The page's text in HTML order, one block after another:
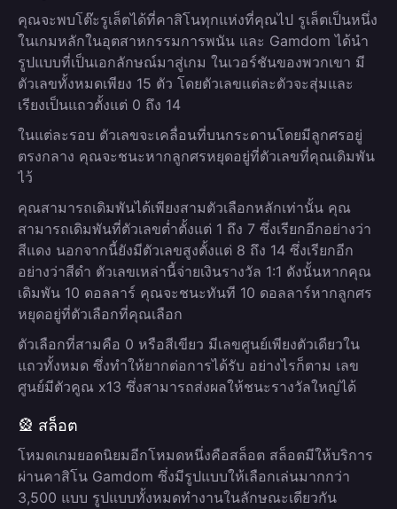
คุณจะพบโต๊ะรูเล็ตได้ที่คาสิโนทุกแห่งที่คุณไป รูเล็ตเป็นหนึ่ง
ในเกมหลักในอุตสาหกรรมการพนัน และ Gamdom ได้นำ
รูปแบบที่เป็นเอกลักษณ์มาสู่เกม ในเวอร์ชันของพวกเขา มี
ตัวเลขทั้งหมดเพียง 15 ตัว โดยตัวเลขแต่ละตัวจะสุ่มและ
เรียงเป็นแถวตั้งแต่ 0 ถึง 14
ในแต่ละรอบ ตัวเลขจะเคลื่อนที่บนกระดานโดยมีลูกศรอยู่
ตรงกลาง คุณจะชนะหากลูกศรหยุดอยู่ที่ตัวเลขที่คุณเดิมพัน
ไว้
คุณสามารถเดิมพันได้เพียงสามตัวเลือกหลักเท่านั้น คุณ
สามารถเดิมพันที่ตัวเลขต่ำตั้งแต่ 1 ถึง 7 ซึ่งเรียกอีกอย่างว่า
สีแดง นอกจากนี้ยังมีตัวเลขสูงตั้งแต่ 8 ถึง 14 ซึ่งเรียกอีก
อย่างว่าสีดำ ตัวเลขเหล่านี้จ่ายเงินรางวัล 1:1 ดังนั้นหากคุณ
เดิมพัน 10 ดอลลาร์ คุณจะชนะทันที 10 ดอลลาร์หากลูกศร
หยุดอยู่ที่ตัวเลือกที่คุณเลือก
ตัวเลือกที่สามคือ 0 หรือสีเขียว มีเลขศูนย์เพียงตัวเดียวใน
แถวทั้งหมด ซึ่งทำให้ยากต่อการได้รับ อย่างไรก็ตาม เลข
ศูนย์มีตัวคูณ x13 ซึ่งสามารถส่งผลให้ชนะรางวัลใหญ่ได้
🎡 สล็อต
โหมดเกมยอดนิยมอีกโหมดหนึ่งคือสล็อต สล็อตมีให้บริการ
ผ่านคาสิโน Gamdom ซึ่งมีรูปแบบให้เลือกเล่นมากกว่า
3,500 แบบ รูปแบบทั้งหมดทำงานในลักษณะเดียวกัน